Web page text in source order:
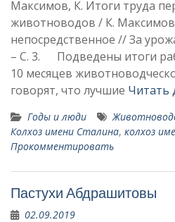
Максимов, К. Итоги труда
животноводов / К.
непосредственное // За
– С. 3. Подведены итоги
10 месяцев
говорят, что лучшие Читать
Годы и люди
Колхоз имени Сталина, колхоз
Прокомментировать
Пастухи Абдрашитовы
02.09.2019